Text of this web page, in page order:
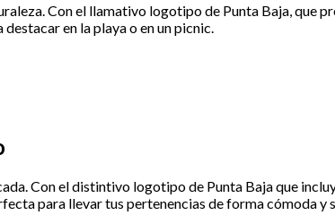
Con el llamativo logotipo de Punta Baja, que
en la playa o en un picnic.
Con el distintivo logotipo de Punta Baja que
para llevar tus pertenencias de forma cómoda y